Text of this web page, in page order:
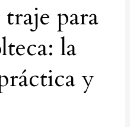
para
la
y